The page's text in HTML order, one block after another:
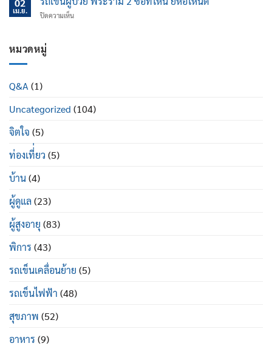
ไหน
นอน
ป้องกัน
ข้อ
บ้าง
02
เม.ย.
ปิดความเห็นบน
ยี่ห้อ
หมวดหมู่
Q&A (1)
Uncategorized (104)
จิตใจ (5)
ท่องเที่่ยว (5)
บ้าน(4)
ผู้ดูแล (23)
ผู้สูงอายุ (83)
พิการ (43)
รถเข็นเคลื่อนย้าย (5)
รถเข็นไฟฟ้า (48)
สุขภาพ (52)
อาหาร (9)